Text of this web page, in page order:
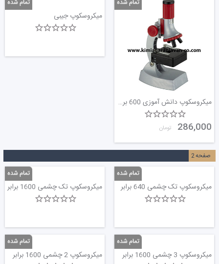
میکروسکوپ دانش آموزی 600 برابر
286,000 تومان
میکروسکوپ جیبی
صفحه2
میکروسکوپ تک چشمی 640 برابر میکروسکوپ تک چشمی 1600 برابر
میکروسکوپ 3 چشمی 1600 برابر میکروسکوپ 2 چشمی 1600 برابر